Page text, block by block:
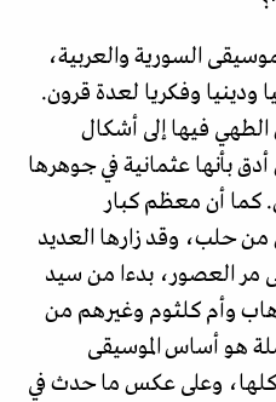
السورية والعربية،
ودينيا وفكريا لعدة قرون.
الطهي فيها إلى أشكال
بأنها عثمانية في جوهرها
كما أن معظم كبار
من حلب، وقد زارها العديد
مر العصور، بدءا من سيد
وأم كلثوم وغيرهم من
هو أساس الموسيقى
كلها، وعلى عكس ما حدث في